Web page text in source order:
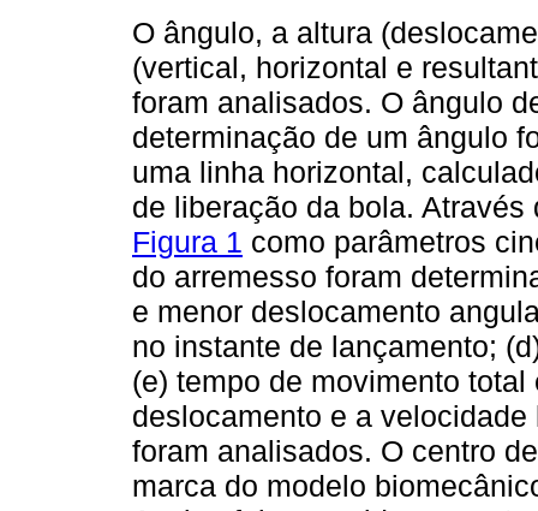
O ângulo, a altura
(vertical, horizontal e
foram analisados. O ângulo
determinação de um ângulo
uma linha horizontal,
de liberação da bola.
Figura 1 como parâmetros
do arremesso foram
e menor deslocamento
no instante de lançamento;
(e) tempo de movimento
deslocamento e a
foram analisados. O centro
marca do modelo